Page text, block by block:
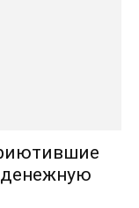
денежную